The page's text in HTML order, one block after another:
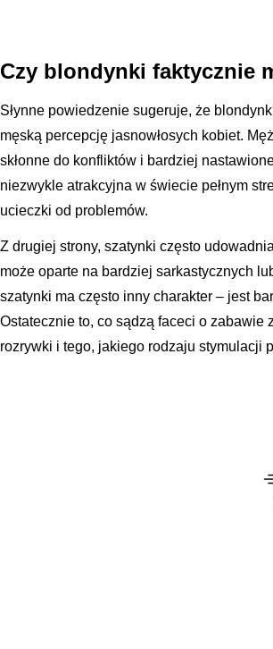
Czy blondynki faktycznie
Słynne powiedzenie sugeruje, że
męską percepcję jasnowłosych kobiet.
skłonne do konfliktów i bardziej
niezwykle atrakcyjna w świecie pełnym
ucieczki od problemów.
Z drugiej strony, szatynki często
może oparte na bardziej sarkastycznych
szatynki ma często inny charakter – jest
Ostatecznie to, co sądzą faceci o zabawie
rozrywki i tego, jakiego rodzaju stymulacji